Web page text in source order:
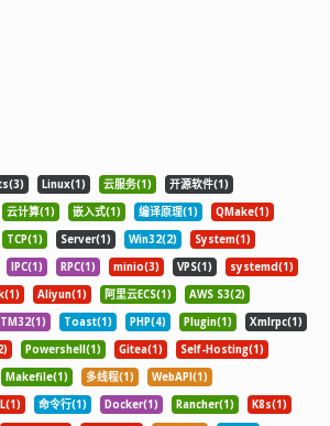
Linux(1) 云服务(1)
开源软件(1)
云计算(1) 嵌入式(1) 编译原理(1)
QMake(1)
TCP(1) Server(1) Win32(2)
System(1)
IPC(1) RPC(1) minio(3) VPS(1)
systemd(1)
Aliyun(1) 阿里云ECS(1)
AWS S3(2)
Toast(1) PHP(4) Plugin(1)
Xmlrpc(1)
Powershell(1) Gitea(1)
Self-Hosting(1)
Makefile(1) 多线程(1)
WebAPI(1)
命令行(1) Docker(1) Rancher(1)
K8s(1)